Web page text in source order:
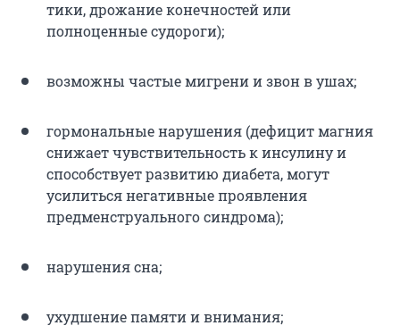
тики, дрожание конечностей или
полноценные судороги);
возможны частые мигрени и звон в ушах;
гормональные нарушения (дефицит магния
снижает чувствительность к инсулину и
способствует развитию диабета, могут
усилиться негативные проявления
предменструального синдрома);
нарушения сна;
ухудшение памяти и внимания;